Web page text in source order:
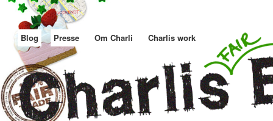
Blog Presse Om Charli Charlis work